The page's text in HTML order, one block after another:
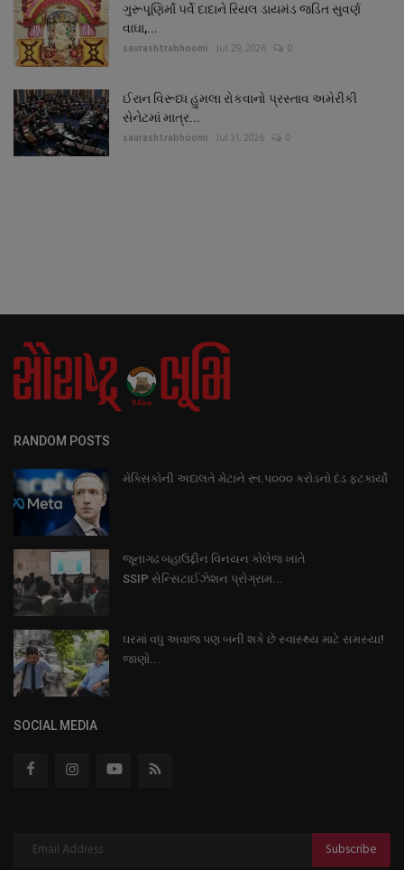
ગુરૂપૂણિર્માં પર્વે દાદાને રિયલ ડાયમંડ જડિત સુવર્ણ
વાઘા,...
saurashtrabhoomi Jul 29, 2026 0
ઈરાન વિરૂધ્ધ હુમલા રોકવાનો પ્રસ્તાવ અમેરીકી
સેનેટમાં માત્ર...
saurashtrabhoomi Jul 31, 2026 0
RANDOM POSTS
મેક્સિકોની અદાલતે મેટાને રૂા.પ૦૦૦ કરોડનો દંડ ફટકાર્યો
જૂનાગઢ બહાઉદ્દીન વિનયન કોલેજ ખાતે
SSIP સેન્સિટાઈઝેશન પ્રોગ્રામ...
ઘરમાં વધુ અવાજ પણ બની શકે છે સ્વાસ્થ્ય માટે સમસ્યા!
જાણો...
SOCIAL MEDIA
Subscribe